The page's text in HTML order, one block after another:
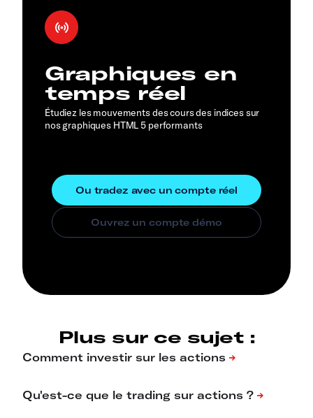
Graphiques en
temps réel
Étudiez les mouvements des cours des indices sur
nos graphiques HTML 5 performants
Plus sur ce sujet :